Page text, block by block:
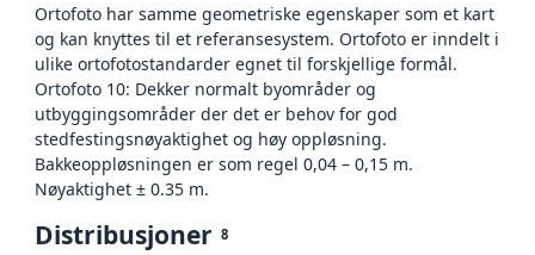
Ortofoto har samme geometriske egenskaper som et kart
og kan knyttes til et referansesystem. Ortofoto er inndelt i
ulike ortofotostandarder egnet til forskjellige formål.
Ortofoto 10: Dekker normalt byområder og
utbyggingsområder der det er behov for god
stedfestingsnøyaktighet og høy oppløsning.
Bakkeoppløsningen er som regel 0,04 – 0,15 m.
Nøyaktighet ± 0.35 m.
Distribusjoner 8